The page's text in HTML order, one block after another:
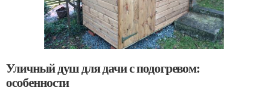
Уличный душ для дачи с подогревом:
особенности